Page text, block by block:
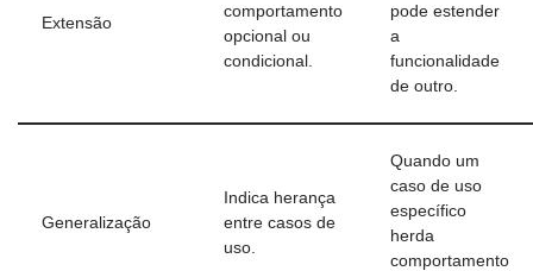
Extensão
comportamento
opcional ou
condicional.
pode estender
a
funcionalidade
de outro.
Generalização
Indica herança
entre casos de
uso.
Quando um
caso de uso
específico
herda
comportamento